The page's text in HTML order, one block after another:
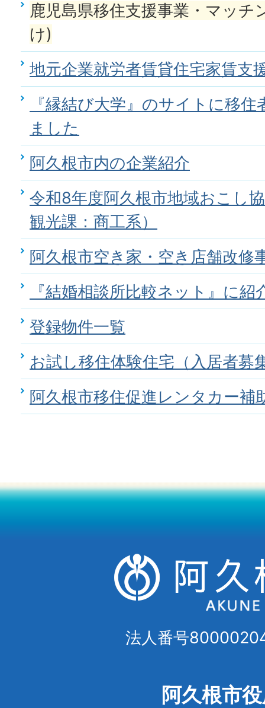
鹿児島県移住支援事業・マッチ
け)
地元企業就労者賃貸住宅家賃支
『縁結び大学』のサイトに移
ました
阿久根市内の企業紹介
令和8年度阿久根市地域おこし
観光課：商工系）
阿久根市空き家・空き店舗改修
『結婚相談所比較ネット』に
登録物件一覧
お試し移住体験住宅（入居者募
阿久根市移住促進レンタカー補
法人番号
阿久根市